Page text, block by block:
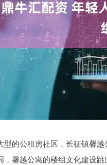
型的公租房社区，长征镇馨
，馨越公寓的楼组文化建设